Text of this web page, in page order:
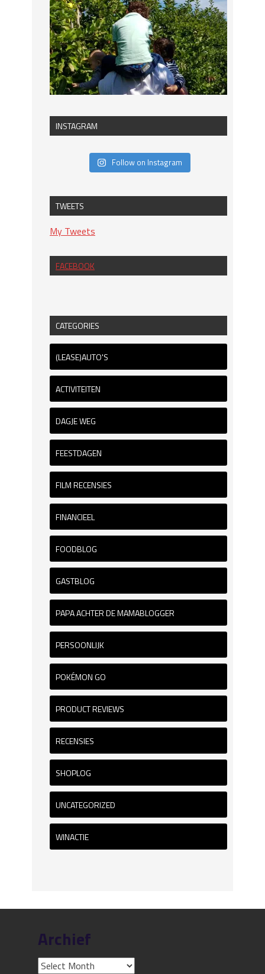
INSTAGRAM
Follow on Instagram
TWEETS
My Tweets
FACEBOOK
CATEGORIES
(LEASE)AUTO'S
ACTIVITEITEN
DAGJE WEG
FEESTDAGEN
FILM RECENSIES
FINANCIEEL
FOODBLOG
GASTBLOG
PAPA ACHTER DE MAMABLOGGER
PERSOONLIJK
POKÉMON GO
PRODUCT REVIEWS
RECENSIES
SHOPLOG
UNCATEGORIZED
WINACTIE
Archief